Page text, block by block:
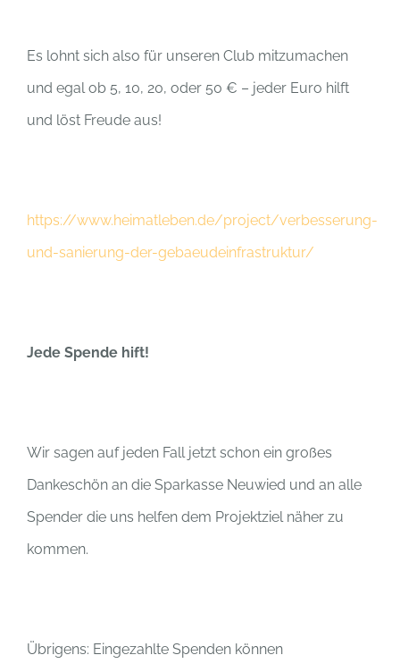
Es lohnt sich also für unseren Club mitzumachen
und egal ob 5, 10, 20, oder 50 € – jeder Euro hilft
und löst Freude aus!
https://www.heimatleben.de/project/verbesserung-
und-sanierung-der-gebaeudeinfrastruktur/
Jede Spende hift!
Wir sagen auf jeden Fall jetzt schon ein großes
Dankeschön an die Sparkasse Neuwied und an alle
Spender die uns helfen dem Projektziel näher zu
kommen.
Übrigens: Eingezahlte Spenden können